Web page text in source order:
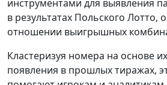
инструментами для выявления
в результатах Польского Лотто,
отношении выигрышных
Кластеризуя номера на основе
появления в прошлых тиражах,